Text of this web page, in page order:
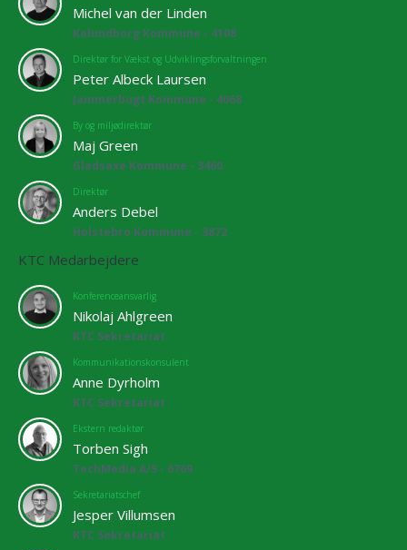
Michel van der Linden
Kalundborg Kommune - 4108
Direktør for Vækst og Udviklingsforvaltningen
Peter Albeck Laursen
Jammerbugt Kommune - 4068
By og miljødirektør
Maj Green
Gladsaxe Kommune - 3460
Direktør
Anders Debel
Holstebro Kommune - 3872
KTC Medarbejdere
Konferenceansvarlig
Nikolaj Ahlgreen
KTC Sekretariat
Kommunikationskonsulent
Anne Dyrholm
KTC Sekretariat
Ekstern redaktør
Torben Sigh
TechMedia A/S - 6769
Sekretariatschef
Jesper Villumsen
KTC Sekretariat